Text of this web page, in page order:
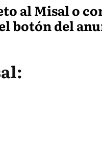
al Misal o
botón del